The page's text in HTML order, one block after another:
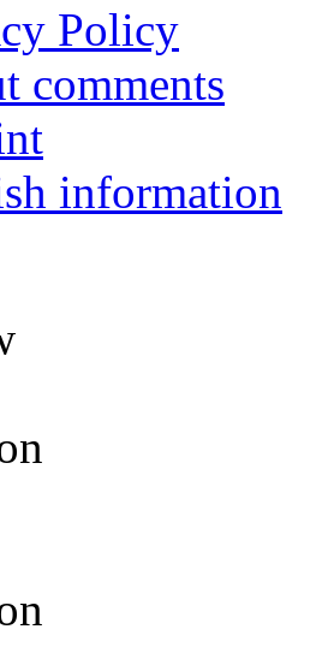
Policy
comments
information